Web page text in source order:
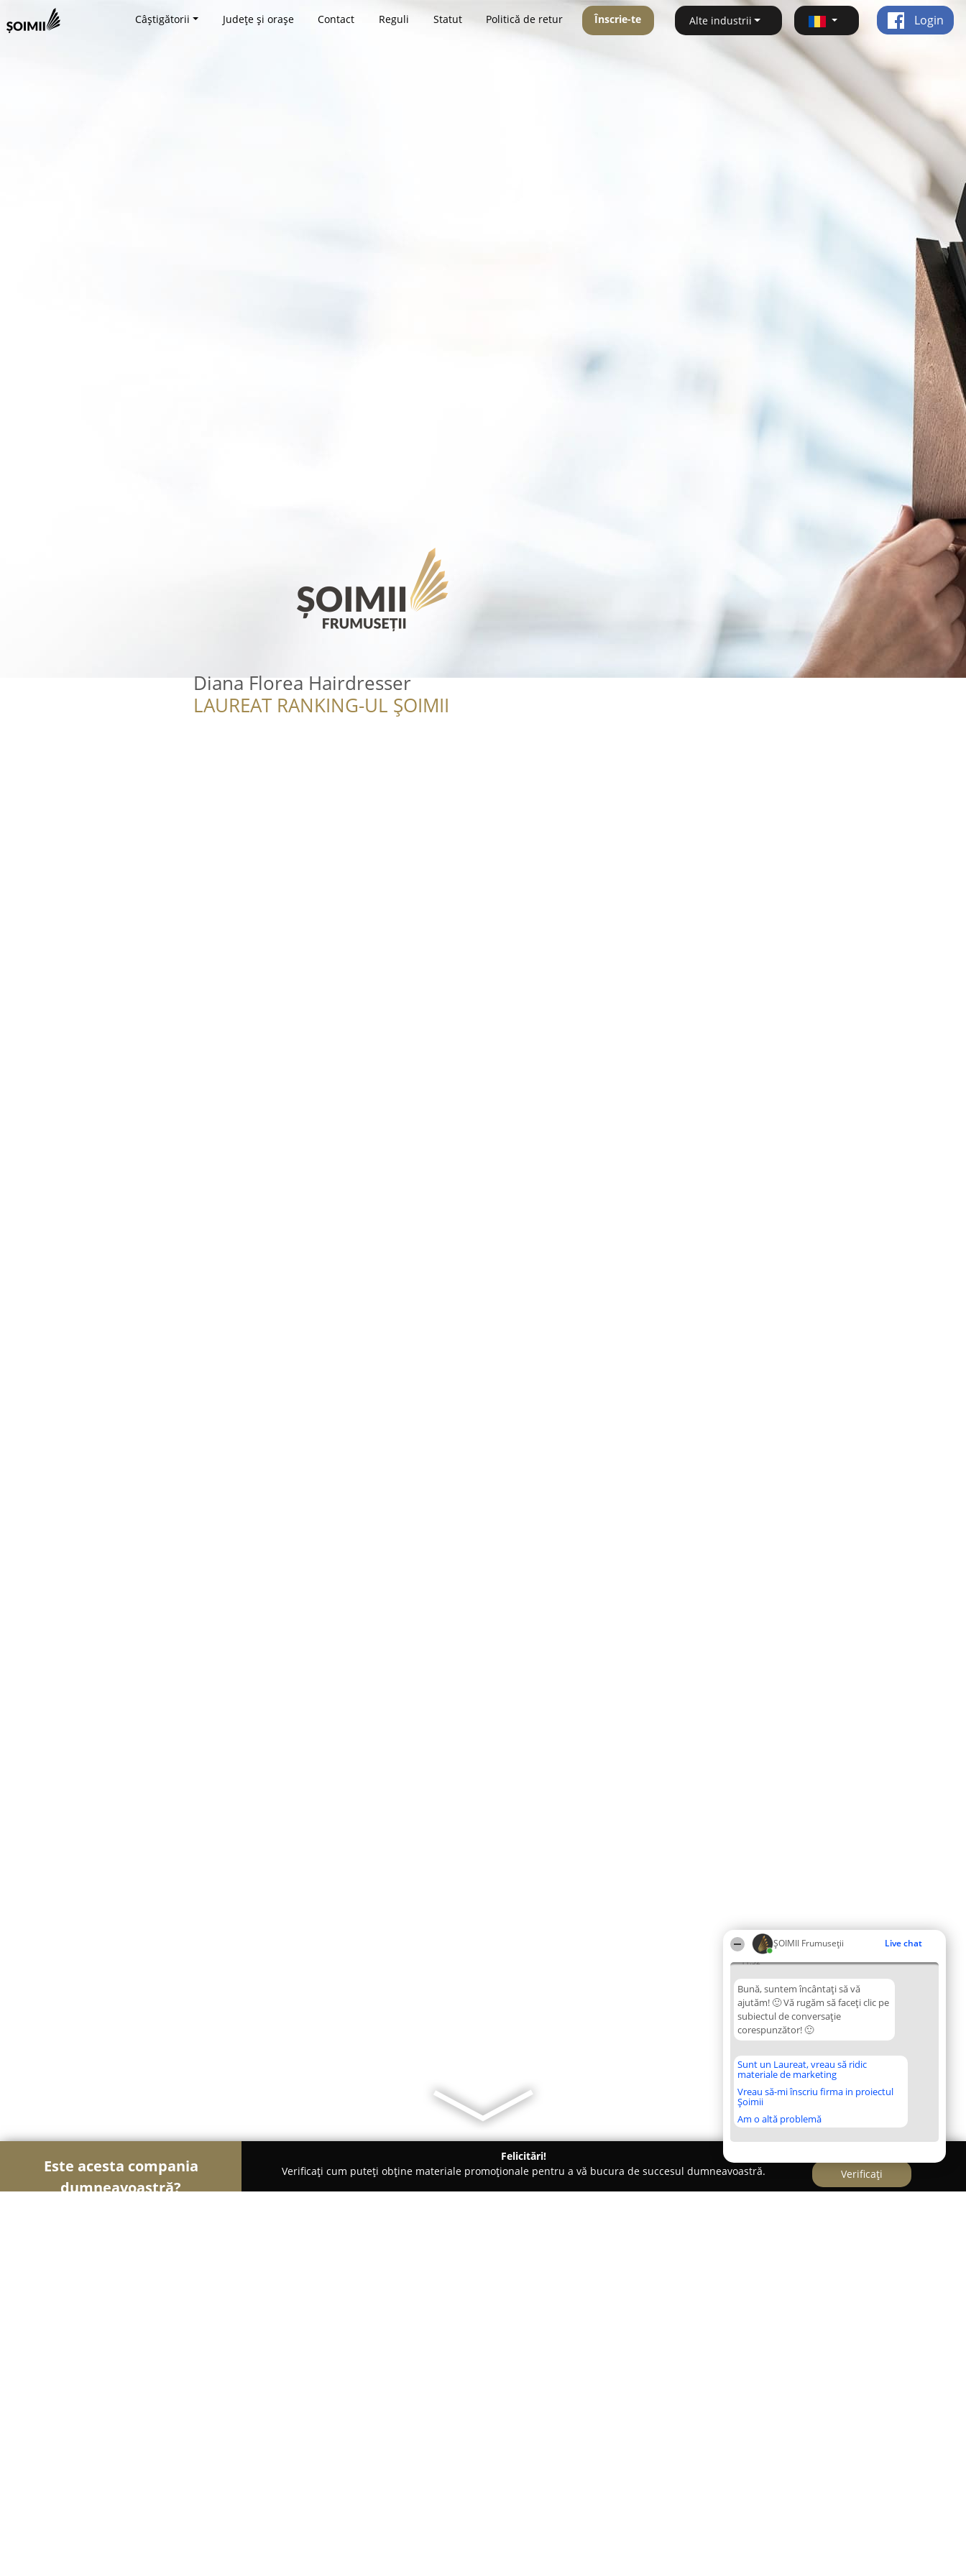
ȘOIMII Frumuseții Live chat
11:52
Bună, suntem încântați să vă
ajutăm! 🙂 Vă rugăm să faceți clic pe
subiectul de conversație
corespunzător! 🙂
Sunt un Laureat, vreau să ridic
materiale de marketing
Vreau să-mi înscriu firma in proiectul
Șoimii
Am o altă problemă
Câștigătorii Județe și orașe Contact Reguli Statut Politică de retur Înscrie-te Alte industrii Login
Diana Florea Hairdresser
LAUREAT RANKING-UL ȘOIMII
Este acesta compania
dumneavoastră?
Felicitări!
Verificați cum puteți obține materiale promoționale pentru a vă bucura de succesul dumneavoastră.
Verificați